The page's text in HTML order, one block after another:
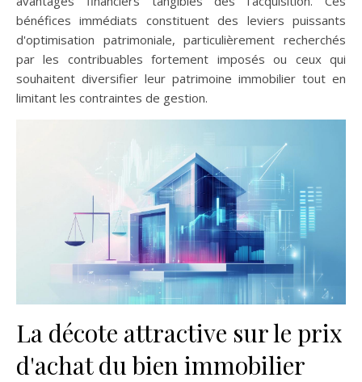
bénéfices immédiats constituent des leviers puissants
d'optimisation patrimoniale, particulièrement recherchés
par les contribuables fortement imposés ou ceux qui
souhaitent diversifier leur patrimoine immobilier tout en
limitant les contraintes de gestion.
La décote attractive sur le prix
d'achat du bien immobilier